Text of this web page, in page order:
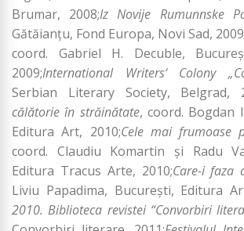
Brumar, 2008;Iz Novije Rumunnske
Gătăianțu, Fond Europa, Novi Sad,
coord. Gabriel H. Decuble,
2009;International Writers‘ Colony
Serbian Literary Society, Belgrad,
călătorie în străinătate, coord. Bogdan
Editura Art, 2010;Cele mai frumoase
coord. Claudiu Komartin și Radu
Editura Tracus Arte, 2010;Care-i faza
Liviu Papadima, București, Editura
2010. Biblioteca revistei “Convorbiri